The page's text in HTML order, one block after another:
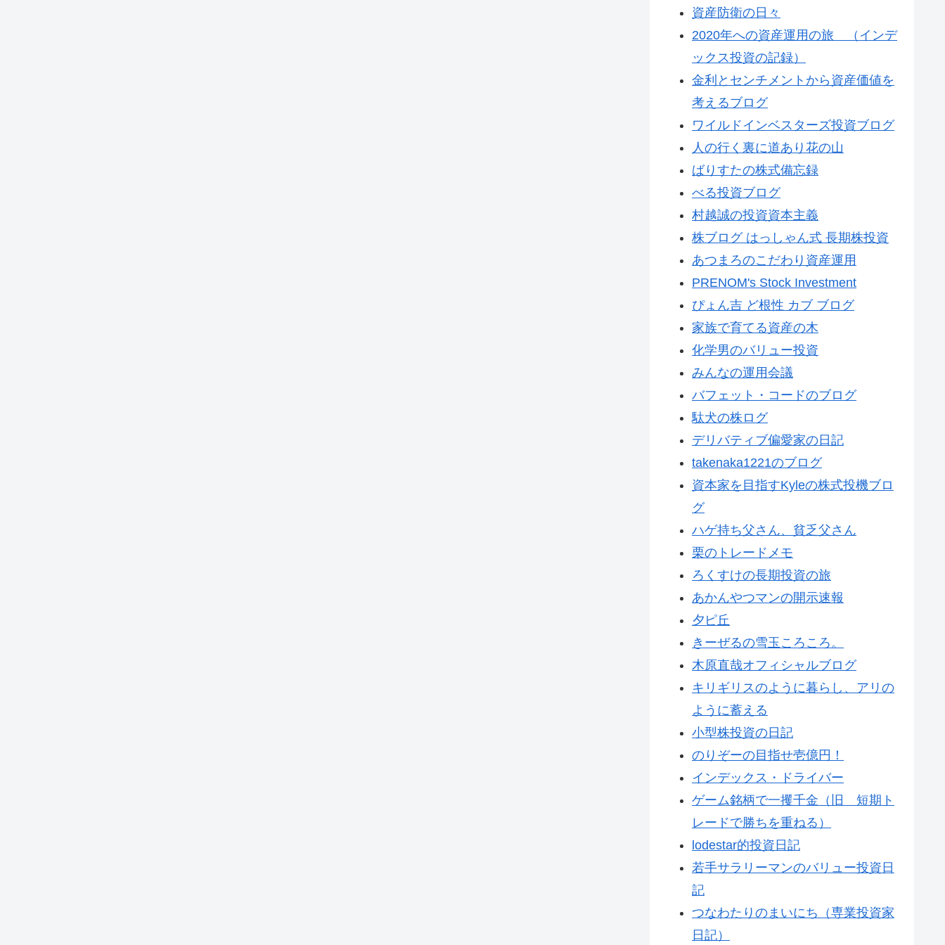
資産防衛の日々
2020年への資産運用の旅 （インデ
ックス投資の記録）
金利とセンチメントから資産価値を
考えるブログ
ワイルドインベスターズ投資ブログ
人の行く裏に道あり花の山
ばりすたの株式備忘録
べる投資ブログ
村越誠の投資資本主義
株ブログ はっしゃん式 長期株投資
あつまろのこだわり資産運用
PRENOM's Stock Investment
ぴょん吉 ど根性 カブ ブログ
家族で育てる資産の木
化学男のバリュー投資
みんなの運用会議
バフェット・コードのブログ
駄犬の株ログ
デリバティブ偏愛家の日記
takenaka1221のブログ
資本家を目指すKyleの株式投機ブロ
グ
ハゲ持ち父さん、貧乏父さん
栗のトレードメモ
ろくすけの長期投資の旅
あかんやつマンの開示速報
夕ピ丘
きーぜるの雪玉ころころ。
木原直哉オフィシャルブログ
キリギリスのように暮らし、アリの
ように蓄える
小型株投資の日記
のりぞーの目指せ壱億円！
インデックス・ドライバー
ゲーム銘柄で一攫千金（旧 短期ト
レードで勝ちを重ねる）
lodestar的投資日記
若手サラリーマンのバリュー投資日
記
つなわたりのまいにち（専業投資家
日記）